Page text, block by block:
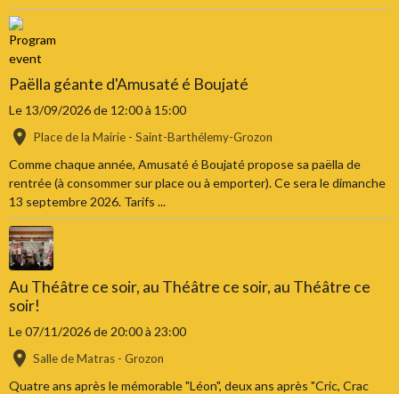
Paëlla géante d'Amusaté é Boujaté
Le 13/09/2026de 12:00à 15:00
Place de la Mairie - Saint-Barthélemy-Grozon
Comme chaque année, Amusaté é Boujaté propose sa paëlla de
rentrée (à consommer sur place ou à emporter). Ce sera le dimanche
13 septembre 2026. Tarifs ...
Au Théâtre ce soir, au Théâtre ce soir, au Théâtre ce
soir!
Le 07/11/2026de 20:00à 23:00
Salle de Matras - Grozon
Quatre ans après le mémorable "Léon", deux ans après "Cric, Crac